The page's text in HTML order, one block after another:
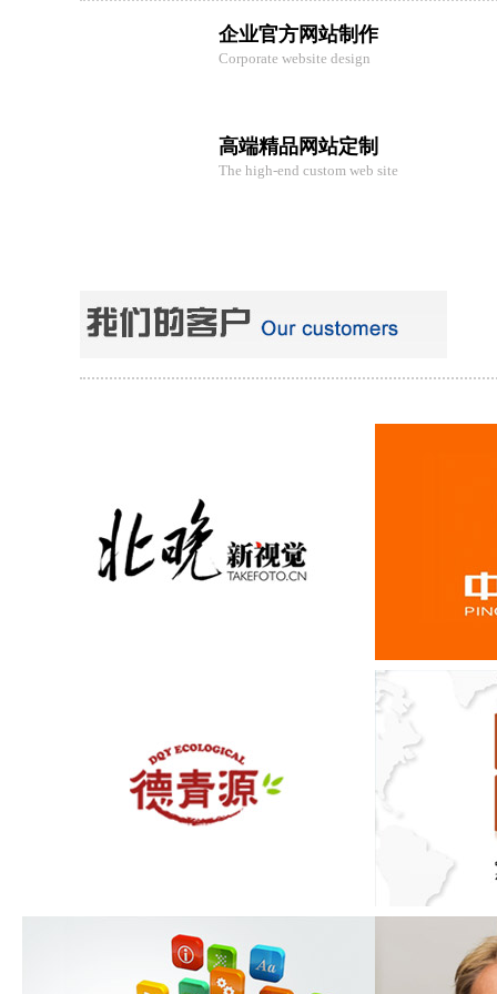
企业官方网站制作
Corporate website design
高端精品网站定制
The high-end custom web site